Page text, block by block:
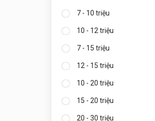
7 - 10 triệu
10 - 12 triệu
7 - 15 triệu
12 - 15 triệu
10 - 20 triệu
15 - 20 triệu
20 - 30 triệu